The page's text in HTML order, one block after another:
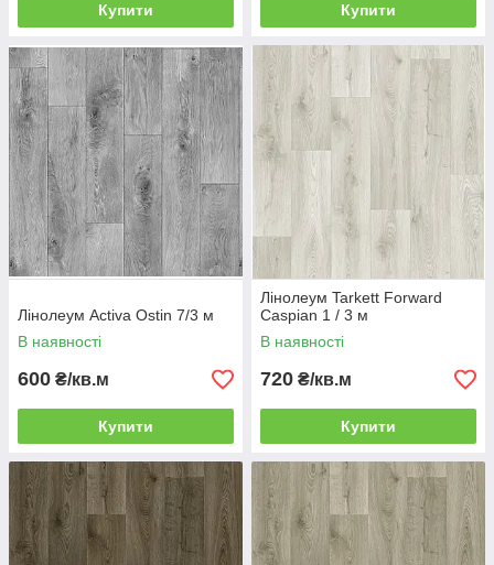
Купити Купити
Лінолеум Activa Ostin 7/3 м
В наявності
600 ₴/кв.м
Купити
Лінолеум Tarkett Forward
Caspian 1 / 3 м
В наявності
720 ₴/кв.м
Купити